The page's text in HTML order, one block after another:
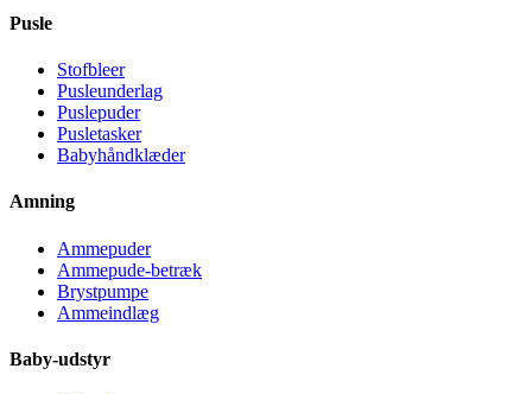
Pusle
Stofbleer
Pusleunderlag
Puslepuder
Pusletasker
Babyhåndklæder
Amning
Ammepuder
Ammepude-betræk
Brystpumpe
Ammeindlæg
Baby-udstyr